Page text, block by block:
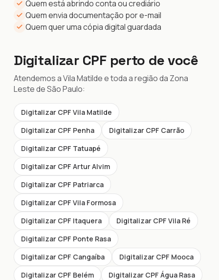
Quem está abrindo conta ou crediário
Quem envia documentação por e-mail
Quem quer uma cópia digital guardada
Digitalizar CPF perto de você
Atendemos a Vila Matilde e toda a região da Zona
Leste de São Paulo:
Digitalizar CPF Vila Matilde
Digitalizar CPF Penha
Digitalizar CPF Carrão
Digitalizar CPF Tatuapé
Digitalizar CPF Artur Alvim
Digitalizar CPF Patriarca
Digitalizar CPF Vila Formosa
Digitalizar CPF Itaquera
Digitalizar CPF Vila Ré
Digitalizar CPF Ponte Rasa
Digitalizar CPF Cangaíba
Digitalizar CPF Mooca
Digitalizar CPF Belém
Digitalizar CPF Água Rasa